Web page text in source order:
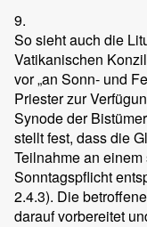
9.
So sieht auch die
Vatikanischen
vor „an Sonn- und
Priester zur
Synode der
stellt fest, dass die
Teilnahme an
Sonntagspflicht
2.4.3). Die
darauf vorbereitet